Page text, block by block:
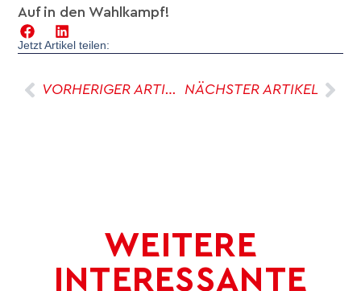
Auf in den Wahlkampf!
Jetzt Artikel teilen:
VORHERIGER ARTIKEL NÄCHSTER ARTIKEL
WEITERE
INTERESSANTE